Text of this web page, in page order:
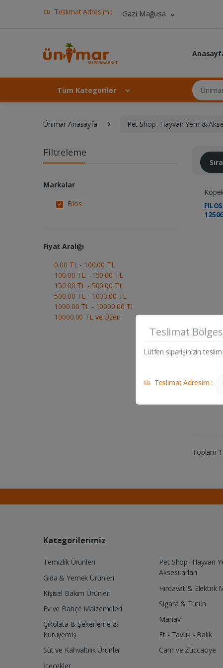
Teslimat Adresim : Gazi Mağusa
Tüm Kategoriler
Ünimar
Ünimar Anasayfa Pet Shop- Hayvan Yem &
Filtreleme
Markalar
Filos
Fiyat Aralığı
0.00 TL - 100.00 TL
100.00 TL - 150.00 TL
150.00 TL - 500.00 TL
500.00 TL - 1000.00 TL
1000.00 TL - 10000.00 TL
10000.00 TL ve Üzeri
Toplam
Kategorilerimiz
Temizlik Ürünleri
Gıda & Yemek Ürünleri
Kişisel Bakım Ürünleri
Ev ve Bahçe Malzemeleri
Çikolata & Şekerleme &
Kuruyemiş
Süt ve Kahvaltılık Ürünler
İçecekler
Pet Shop- Hayvan
Aksesuarları
Hırdavat & Elektrik
Sigara & Tütün
Manav
Et - Tavuk - Balık
Cam ve Züccaciye
Teslimat
Lütfen siparişinizin
Teslimat Adresim :